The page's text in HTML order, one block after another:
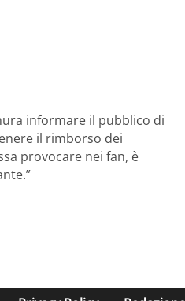
informare il pubblico di
il rimborso dei
provocare nei fan, è